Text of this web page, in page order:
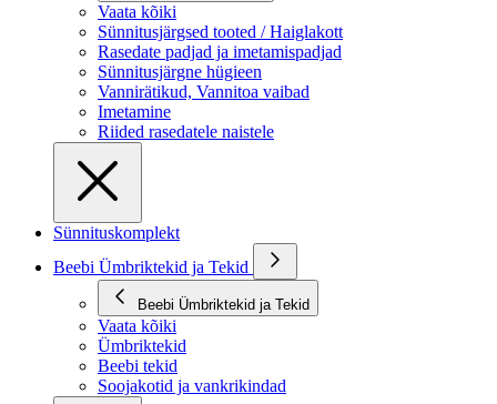
Vaata kõiki
Sünnitusjärgsed tooted / Haiglakott
Rasedate padjad ja imetamispadjad
Sünnitusjärgne hügieen
Vannirätikud, Vannitoa vaibad
Imetamine
Riided rasedatele naistele
Sünnituskomplekt
Beebi Ümbriktekid ja Tekid
Beebi Ümbriktekid ja Tekid
Vaata kõiki
Ümbriktekid
Beebi tekid
Soojakotid ja vankrikindad